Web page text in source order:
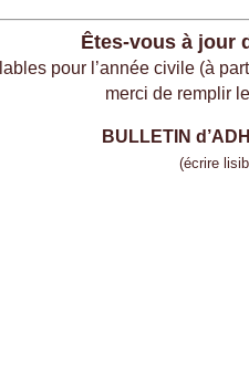
Êtes-vous à jour
pour l’année civile (à
merci de remplir
BULLETIN
(écrire